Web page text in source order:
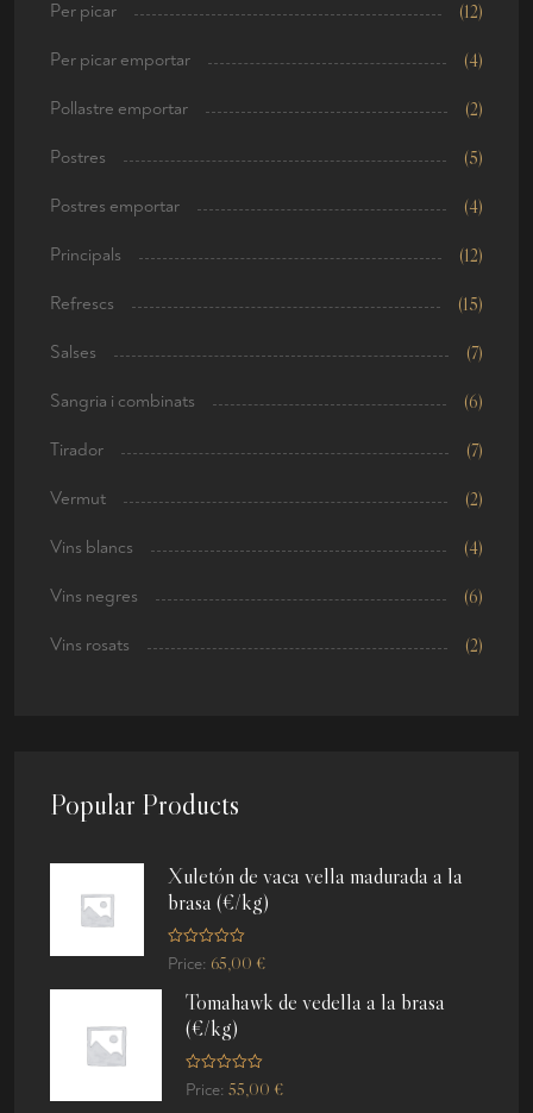
Per picar (12)
Per picar emportar (4)
Pollastre emportar (2)
Postres (5)
Postres emportar (4)
Principals (12)
Refrescs (15)
Salses (7)
Sangria i combinats (6)
Tirador (7)
Vermut (2)
Vins blancs (4)
Vins negres (6)
Vins rosats (2)
Popular Products
Xuletón de vaca vella madurada a la
brasa (€/kg)
R
aPrice: 65,00 €
Tomahawk de vedella a la brasa
(€/kg)
R
aPrice: 55,00 €